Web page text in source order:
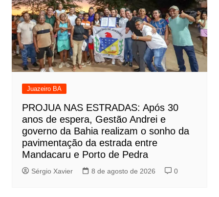
Juazeiro BA
PROJUA NAS ESTRADAS: Após 30
anos de espera, Gestão Andrei e
governo da Bahia realizam o sonho da
pavimentação da estrada entre
Mandacaru e Porto de Pedra
Sérgio Xavier 8 de agosto de 2026 0